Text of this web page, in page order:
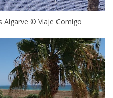
Algarve © Viaje Comigo